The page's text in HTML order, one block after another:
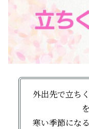
外出先で立ち
寒い季節にな